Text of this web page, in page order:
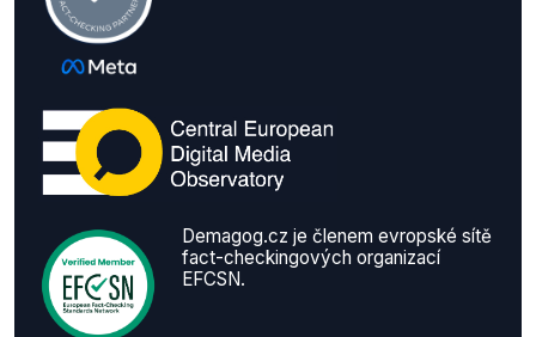
Demagog.cz je členem evropské sítě
fact-checkingových organizací
EFCSN.